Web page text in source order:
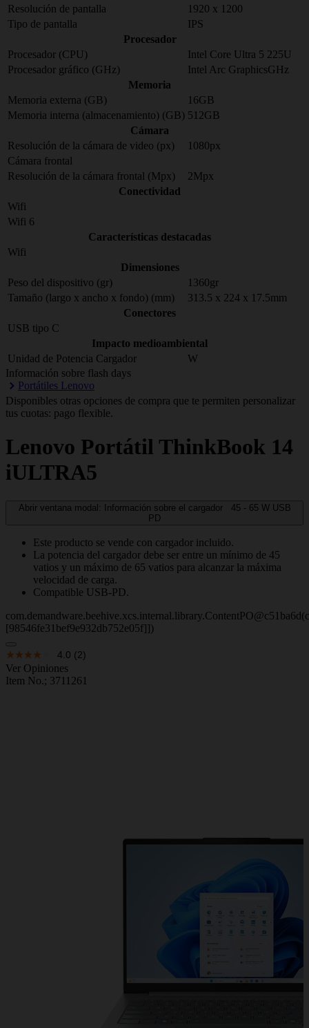
Resolución de pantalla
1920 x 1200
Tipo de pantalla
IPS
Procesador
Procesador (CPU)
Intel Core Ultra 5 225U
Procesador gráfico (GHz)
Intel Arc GraphicsGHz
Memoria
Memoria externa (GB)
16GB
Memoria interna (almacenamiento) (GB) 512GB
Cámara
Resolución de la cámara de video (px)
1080px
Cámara frontal
Resolución de la cámara frontal (Mpx)
2Mpx
Conectividad
Wifi
Wifi 6
Características destacadas
Wifi
Dimensiones
Peso del dispositivo (gr)
1360gr
Tamaño (largo x ancho x fondo) (mm)
313.5 x 224 x 17.5mm
Conectores
USB tipo C
Impacto medioambiental
Unidad de Potencia Cargador
W
Información sobre flash days
Portátiles Lenovo
Disponibles otras opciones de compra que te permiten personalizar
tus cuotas: pago flexible.
Lenovo Portátil ThinkBook 14
iULTRA5
Abrir ventana modal: Información sobre el cargador 45 - 65 W USB
PD
Este producto se vende con cargador incluido.
La potencia del cargador debe ser entre un mínimo de 45
vatios y un máximo de 65 vatios para alcanzar la máxima
velocidad de carga.
Compatible USB-PD.
[98546fe31bef9e932db752e05f]])
4.0 (2)
Ver Opiniones
Item No.; 3711261